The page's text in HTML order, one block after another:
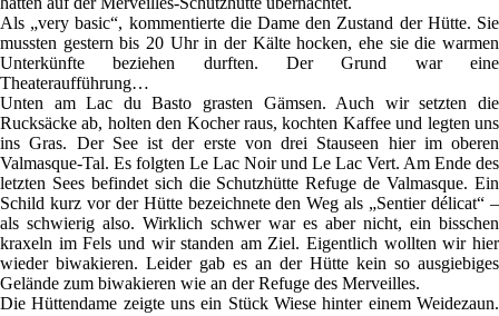
Als „very basic“, kommentierte die Dame den Zustand der Hütte. Sie
mussten gestern bis 20 Uhr in der Kälte hocken, ehe sie die warmen
Unterkünfte beziehen durften. Der Grund war eine
Theateraufführung…
Unten am Lac du Basto grasten Gämsen. Auch wir setzten die
Rucksäcke ab, holten den Kocher raus, kochten Kaffee und legten uns
ins Gras. Der See ist der erste von drei Stauseen hier im oberen
Valmasque-Tal. Es folgten Le Lac Noir und Le Lac Vert. Am Ende des
letzten Sees befindet sich die Schutzhütte Refuge de Valmasque. Ein
Schild kurz vor der Hütte bezeichnete den Weg als „Sentier délicat“ –
als schwierig also. Wirklich schwer war es aber nicht, ein bisschen
kraxeln im Fels und wir standen am Ziel. Eigentlich wollten wir hier
wieder biwakieren. Leider gab es an der Hütte kein so ausgiebiges
Gelände zum biwakieren wie an der Refuge des Merveilles.
Die Hüttendame zeigte uns ein Stück Wiese hinter einem Weidezaun.